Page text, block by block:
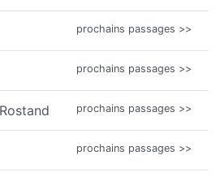
prochains passages >>
prochains passages >>
prochains passages >>
prochains passages >>